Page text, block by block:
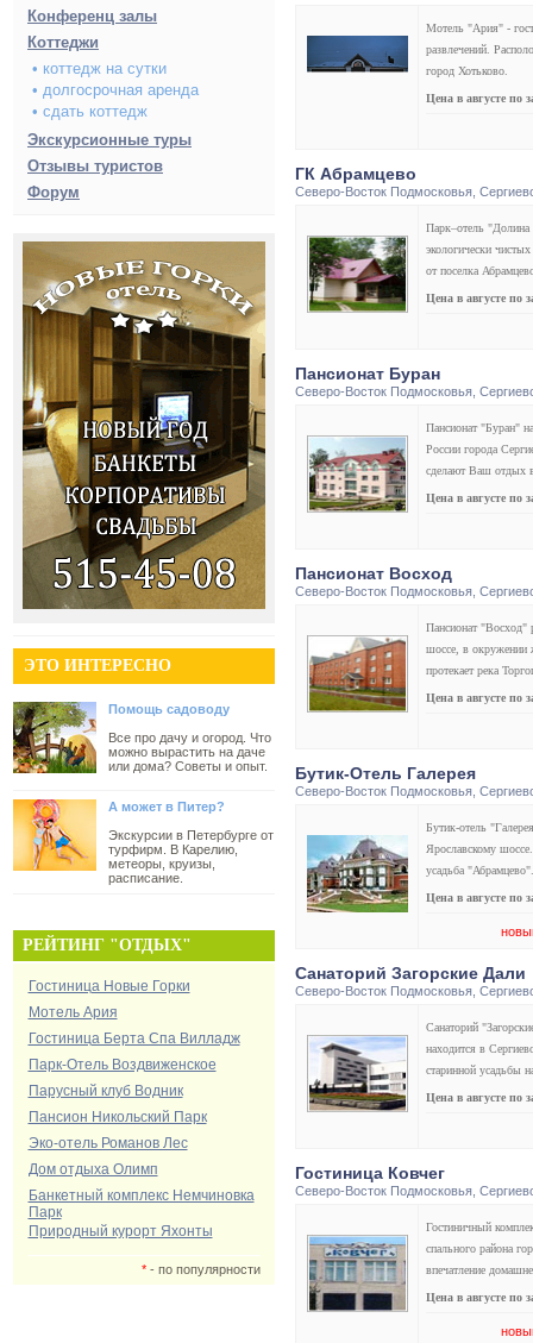
Конференц залы
Коттеджи
• коттедж на сутки
• долгосрочная аренда
• сдать коттедж
Экскурсионные туры
Отзывы туристов
Форум
ЭТО ИНТЕРЕСНО
Помощь садоводу
Все про дачу и огород. Что
можно вырастить на даче
или дома? Советы и опыт.
А может в Питер?
Экскурсии в Петербурге от
турфирм. В Карелию,
метеоры, круизы,
расписание.
РЕЙТИНГ "ОТДЫХ"
Гостиница Новые Горки
Мотель Ария
Гостиница Берта Спа Вилладж
Парк-Отель Воздвиженское
Парусный клуб Водник
Пансион Никольский Парк
Эко-отель Романов Лес
Дом отдыха Олимп
Банкетный комплекс Немчиновка
Парк
Природный курорт Яхонты
*- по популярности
Мотель "Ария" -
развлечений.
город Хотьково.
Цена в августе по
ГК Абрамцево
Северо-Восток Подмосковья
Парк–отель
экологически
от поселка
Цена в августе по
Пансионат Буран
Северо-Восток Подмосковья
Пансионат "Буран"
России города
сделают Ваш отдых
Цена в августе по
Пансионат Восход
Северо-Восток Подмосковья
Пансионат "Восход"
шоссе, в окружении
протекает река
Цена в августе по
Бутик-Отель Галерея
Северо-Восток Подмосковья
Бутик-отель
Ярославскому
усадьба "Абрамцево".
Цена в августе по
Санаторий Загорские Дали
Северо-Восток Подмосковья
Санаторий
находится в
старинной усадьбы
Цена в августе по
Гостиница Ковчег
Северо-Восток Подмосковья
Гостиничный
спального района
впечатление
Цена в августе по